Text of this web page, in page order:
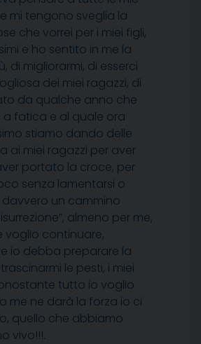
mi tengono sveglia la
che vorrei per i miei figli,
e ho sentito in me la
di migliorarmi, di esserci
dei miei ragazzi, di
da qualche anno che
fatica e al quale ora
stiamo dando delle
ai miei ragazzi per aver
portato la croce, per
senza lamentarsi o
davvero un cammino
almeno per me,
voglio continuare,
io debba preparare la
le pesti, i miei
tutto io voglio
me ne darà la forza io ci
quello che abbiamo
vivo!!!.